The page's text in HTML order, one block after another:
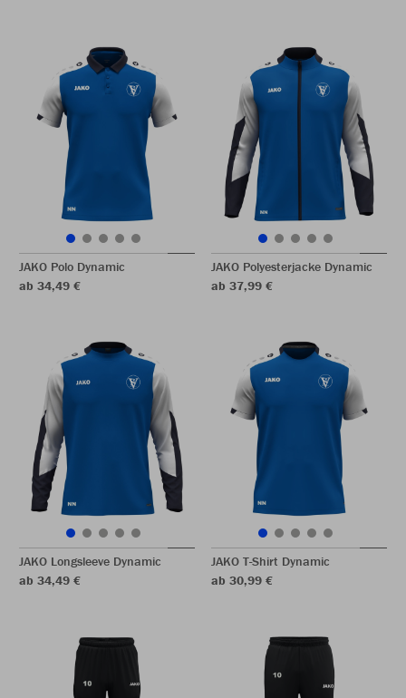
JAKO Polo Dynamic
ab 34,49 €
JAKO Polyesterjacke Dynamic
ab 37,99 €
JAKO Longsleeve Dynamic
ab 34,49 €
JAKO T-Shirt Dynamic
ab 30,99 €